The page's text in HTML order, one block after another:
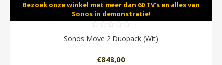
Bezoek onze winkel met meer dan 60 TV's en alles van
Sonos in demonstratie!
Sonos Move 2 Duopack (Wit)
€848,00